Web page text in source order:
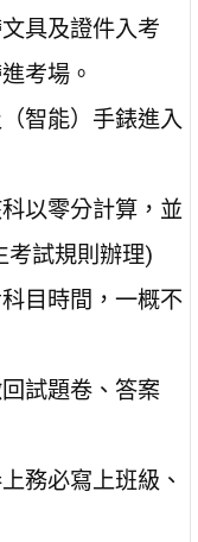
具及證件入考
考場。
智能）手錶進入
以零分計算，並
考試規則辦理)
目時間，一概不
試題卷、答案
務必寫上班級、